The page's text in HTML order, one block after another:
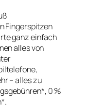
Fingerspitzen
ganz einfach
alles von
– alles zu
0 %